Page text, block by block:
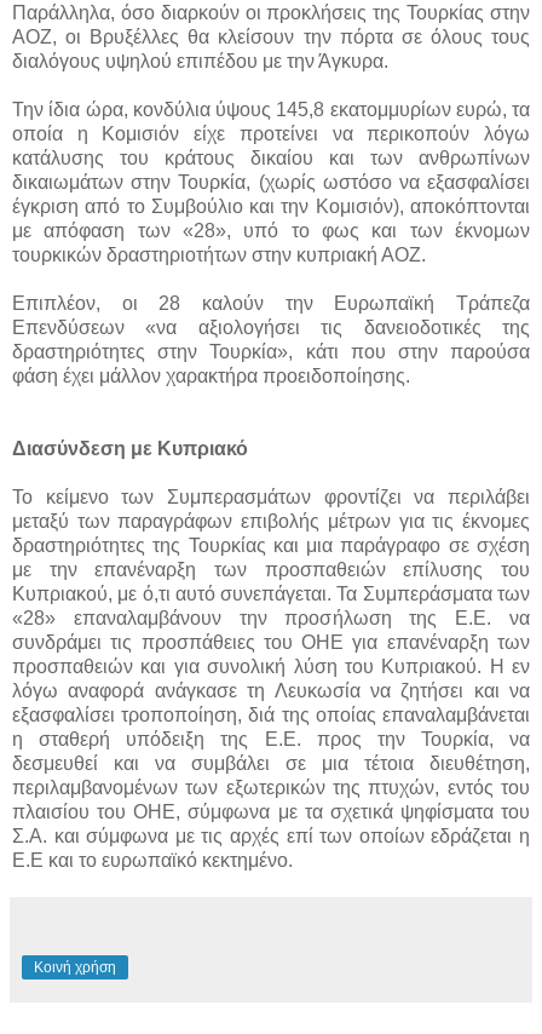
Παράλληλα, όσο διαρκούν οι προκλήσεις της Τουρκίας στην
ΑΟΖ, οι Βρυξέλλες θα κλείσουν την πόρτα σε όλους τους
διαλόγους υψηλού επιπέδου με την Άγκυρα.
Την ίδια ώρα, κονδύλια ύψους 145,8 εκατομμυρίων ευρώ, τα
οποία η Κομισιόν είχε προτείνει να περικοπούν λόγω
κατάλυσης του κράτους δικαίου και των ανθρωπίνων
δικαιωμάτων στην Τουρκία, (χωρίς ωστόσο να εξασφαλίσει
έγκριση από το Συμβούλιο και την Κομισιόν), αποκόπτονται
με απόφαση των «28», υπό το φως και των έκνομων
τουρκικών δραστηριοτήτων στην κυπριακή ΑΟΖ.
Επιπλέον, οι 28 καλούν την Ευρωπαϊκή Τράπεζα
Επενδύσεων «να αξιολογήσει τις δανειοδοτικές της
δραστηριότητες στην Τουρκία», κάτι που στην παρούσα
φάση έχει μάλλον χαρακτήρα προειδοποίησης.
Διασύνδεση με Κυπριακό
Το κείμενο των Συμπερασμάτων φροντίζει να περιλάβει
μεταξύ των παραγράφων επιβολής μέτρων για τις έκνομες
δραστηριότητες της Τουρκίας και μια παράγραφο σε σχέση
με την επανέναρξη των προσπαθειών επίλυσης του
Κυπριακού, με ό,τι αυτό συνεπάγεται. Τα Συμπεράσματα των
«28» επαναλαμβάνουν την προσήλωση της Ε.Ε. να
συνδράμει τις προσπάθειες του ΟΗΕ για επανέναρξη των
προσπαθειών και για συνολική λύση του Κυπριακού. Η εν
λόγω αναφορά ανάγκασε τη Λευκωσία να ζητήσει και να
εξασφαλίσει τροποποίηση, διά της οποίας επαναλαμβάνεται
η σταθερή υπόδειξη της Ε.Ε. προς την Τουρκία, να
δεσμευθεί και να συμβάλει σε μια τέτοια διευθέτηση,
περιλαμβανομένων των εξωτερικών της πτυχών, εντός του
πλαισίου του ΟΗΕ, σύμφωνα με τα σχετικά ψηφίσματα του
Σ.Α. και σύμφωνα με τις αρχές επί των οποίων εδράζεται η
Ε.Ε και το ευρωπαϊκό κεκτημένο.
Κοινή χρήση